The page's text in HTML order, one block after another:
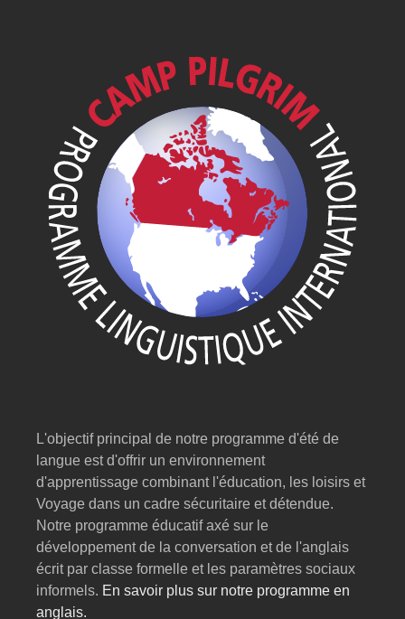
L'objectif principal de notre programme d'été de
langue est d'offrir un environnement
d'apprentissage combinant l'éducation, les loisirs et
Voyage dans un cadre sécuritaire et détendue.
Notre programme éducatif axé sur le
développement de la conversation et de l'anglais
écrit par classe formelle et les paramètres sociaux
informels. En savoir plus sur notre programme en
anglais.